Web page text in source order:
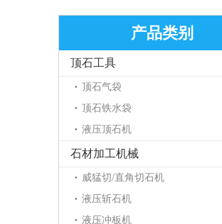
产品类别
顶石工具
顶石气袋
顶石铁水袋
液压顶石机
石材加工机械
威猛切/直角切石机
液压斩石机
液压冲板机